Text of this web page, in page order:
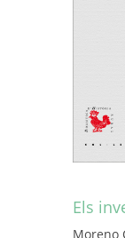
Els
Moreno